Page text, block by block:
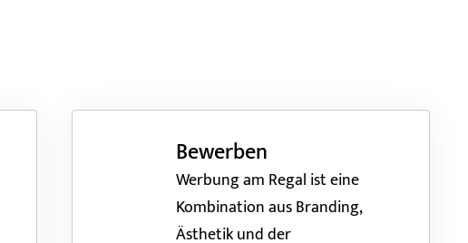
Bewerben
Werbung am Regal ist eine
Kombination aus Branding,
Ästhetik und der